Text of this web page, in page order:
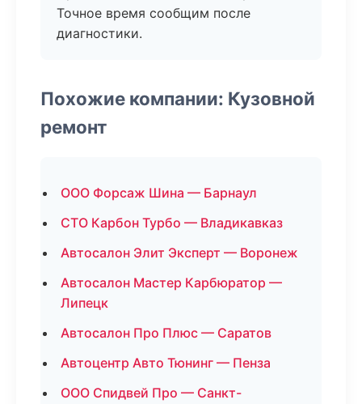
Точное время сообщим после
диагностики.
Похожие компании: Кузовной
ремонт
ООО Форсаж Шина — Барнаул
СТО Карбон Турбо — Владикавказ
Автосалон Элит Эксперт — Воронеж
Автосалон Мастер Карбюратор —
Липецк
Автосалон Про Плюс — Саратов
Автоцентр Авто Тюнинг — Пенза
ООО Спидвей Про — Санкт-